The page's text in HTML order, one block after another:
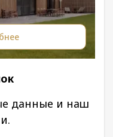
данные и наш